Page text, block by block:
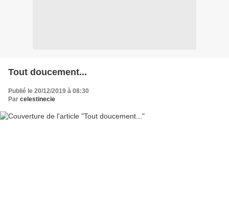
Tout doucement...
Publié le 20/12/2019 à 08:30
Par celestinecie